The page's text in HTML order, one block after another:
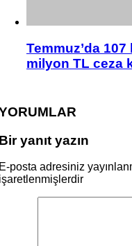
Temmuz’da
milyon TL ceza
yanıt yazın
posta adresiniz